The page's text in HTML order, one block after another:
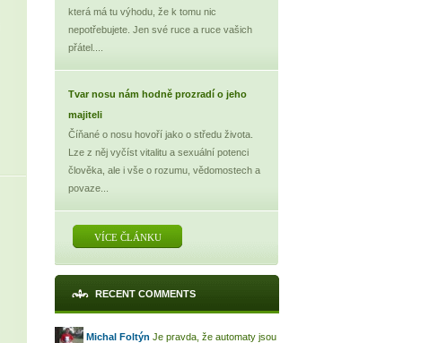
která má tu výhodu, že k tomu nic
nepotřebujete. Jen své ruce a ruce vašich
přátel....
Tvar nosu nám hodně prozradí o jeho
majiteli
Číňané o nosu hovoří jako o středu života.
Lze z něj vyčíst vitalitu a sexuální potenci
člověka, ale i vše o rozumu, vědomostech a
povaze...
VÍCE ČLÁNKU
RECENT COMMENTS
Michal Foltýn Je pravda, že automaty jsou